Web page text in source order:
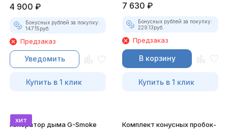
4 900 ₽
Бонусных рублей за покупку:
147.15руб.
Предзаказ
Уведомить
Купить в 1 клик
7 630 ₽
Бонусных рублей за покупку:
229.13руб.
Предзаказ
В корзину
Купить в 1 клик
хит
Генератор дыма G-Smoke
Комплект конусных пробок-